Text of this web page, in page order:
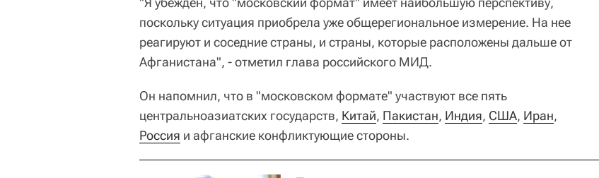
поскольку ситуация приобрела уже общерегиональное измерение. На нее
реагируют и соседние страны, и страны, которые расположены дальше от
Афганистана", - отметил глава российского МИД.
Он напомнил, что в "московском формате" участвуют все пять
центральноазиатских государств, Китай, Пакистан, Индия, США, Иран,
Россия и афганские конфликтующие стороны.